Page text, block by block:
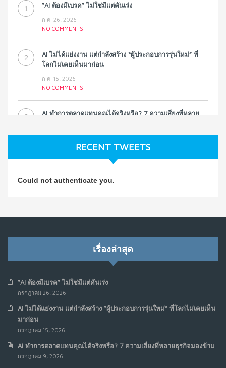
1 “AI ต้องมีเบรค“ ไม่ใช่มีแต่คันเร่ง
ก.ค. 26, 2026
NO COMMENTS
2
AI ไม่ได้แย่งงาน แต่กำลังสร้าง “ผู้ประกอบการรุ่นใหม่” ที่
โลกไม่เคยเห็นมาก่อน
ก.ค. 15, 2026
NO COMMENTS
3
AI ทำการตลาดแทนคุณได้จริงหรือ? 7 ความเสี่ยงที่หลาย
NO COMMENTS
Koe ในแบบอาจารย์บอม
รัฐอาจเป็นจุดเริ่มต้นของ “ขบวนการประท้วงดิจิทัล” ครั้งใหม่
6
7
เมื่อรัฐบาลเริ่มคิดแบบแพลตฟอร์ม : AI กำลังเปลี่ยนรัฐ
ราชการไปตลอดกาล
RECENT TWEETS
Could not authenticate you.
เรื่องล่าสุด
“AI ต้องมีเบรค“ ไม่ใช่มีแต่คันเร่ง
กรกฎาคม 26, 2026
AI ไม่ได้แย่งงาน แต่กำลังสร้าง “ผู้ประกอบการรุ่นใหม่” ที่โลกไม่เคยเห็น
มาก่อน
กรกฎาคม 15, 2026
AI ทำการตลาดแทนคุณได้จริงหรือ? 7 ความเสี่ยงที่หลายธุรกิจมองข้าม
กรกฎาคม 9, 2026